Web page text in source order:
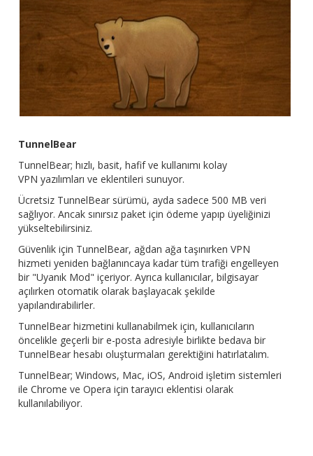
TunnelBear
TunnelBear; hızlı, basit, hafif ve kullanımı kolay
VPN yazılımları ve eklentileri sunuyor.
Ücretsiz TunnelBear sürümü, ayda sadece 500 MB veri
sağlıyor. Ancak sınırsız paket için ödeme yapıp üyeliğinizi
yükseltebilirsiniz.
Güvenlik için TunnelBear, ağdan ağa taşınırken VPN
hizmeti yeniden bağlanıncaya kadar tüm trafiği engelleyen
bir "Uyanık Mod" içeriyor. Ayrıca kullanıcılar, bilgisayar
açılırken otomatik olarak başlayacak şekilde
yapılandırabilirler.
TunnelBear hizmetini kullanabilmek için, kullanıcıların
öncelikle geçerli bir e-posta adresiyle birlikte bedava bir
TunnelBear hesabı oluşturmaları gerektiğini hatırlatalım.
TunnelBear; Windows, Mac, iOS, Android işletim sistemleri
ile Chrome ve Opera için tarayıcı eklentisi olarak
kullanılabiliyor.